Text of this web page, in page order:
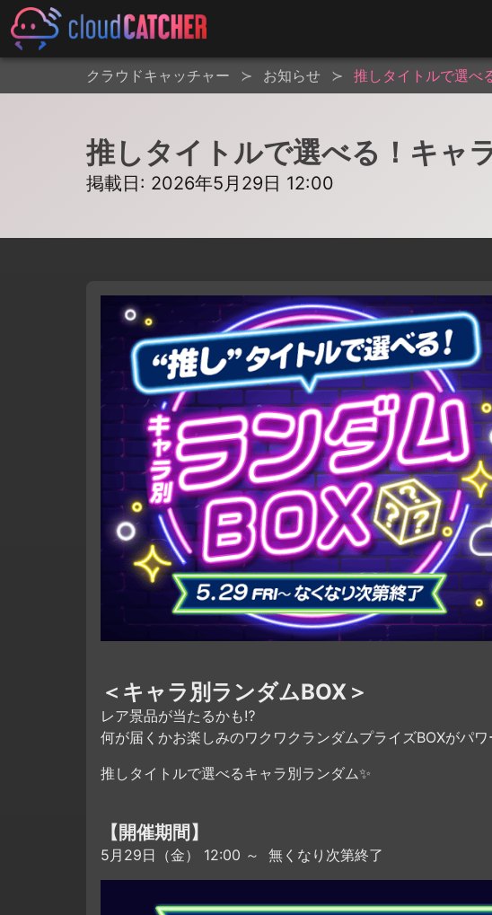
クラウドキャッチャー お知らせ 推しタイトルで選べ
推しタイトルで選べる！キャ
掲載日: 2026年5月29日 12:00
＜キャラ別ランダムBOX＞
レア景品が当たるかも⁉
何が届くかお楽しみのワクワクランダムプライズBOXがパ
推しタイトルで選べるキャラ別ランダム✨
【開催期間】
5月29日（金） 12:00 ～ 無くなり次第終了